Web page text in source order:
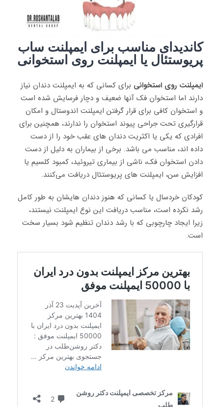
کاندیدای مناسب برای ایمپلنت ساب
پریوستئال یا ایمپلنت‌ روی استخوانی
ایمپلنت‌ روی استخوانی برای کسانی که به ایمپلنت دندان نیاز
دارند اما استخوان فک آنها ضعیف و دچار فرسایش شده است
و استخوان کافی برای قرار گرفتن ایمپلنت اندوستال و امکان
قرارگیری تحت جراحی پیوند استخوان را ندارند، همچنین برای
افرادی که یکی یا اکثریت دندان های عقب خود را از دست
داده اند، مناسب می باشد. برخی از بیماران به دلیل از دست
دادن استخوان فک، ناشی از بیماری تیروئید، کمبود کلسیم‌ یا
افزایش سن، ایمپلنت های پریوستئال دریافت می‌کنند.
کودکان خردسال یا کسانی که هنوز دندان هایشان به طور کامل
رشد نکرده است، مناسب دریافت این نوع ایمپلنت نیستند،
زیرا ایجاد چارچوبی که با رشد دندان تنظیم شود بسیار سخت
است.